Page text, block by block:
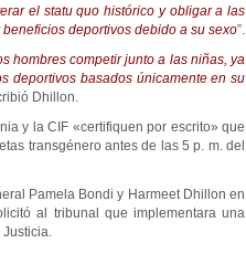
el statu quo histórico y obligar a las
deportivos debido a su sexo”.
hombres competir junto a las niñas, ya
deportivos basados ​​únicamente en su
Dhillon.
y la CIF «certifiquen por escrito» que
transgénero antes de las 5 p. m. del
Pamela Bondi y Harmeet Dhillon en
al tribunal que implementara una